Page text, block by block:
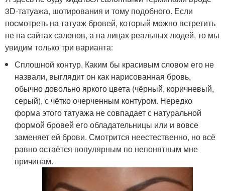
3D-татуажа, шотирования и тому подобного. Если
посмотреть на татуаж бровей, который можно встретить
не на сайтах салонов, а на лицах реальных людей, то мы
увидим только три варианта:
Сплошной контур. Каким бы красивым словом его не
назвали, выглядит он как нарисованная бровь,
обычно довольно яркого цвета (чёрный, коричневый,
серый), с чётко очерченным контуром. Нередко
форма этого татуажа не совпадает с натуральной
формой бровей его обладательницы или и вовсе
заменяет ей брови. Смотрится неестественно, но всё
равно остаётся популярным по непонятным мне
причинам.